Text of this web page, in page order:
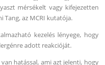
mérsékelt vagy kifejezetten
Tang, az MCRI kutatója.
kezelés lényege, hogy
adott reakcióját.
hatással, ami azt jelenti, hogy